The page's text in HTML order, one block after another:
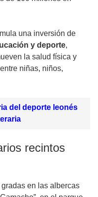
una inversión de
y deporte,
la salud física y
niñas, niños,
del deporte leonés
recintos
en las albercas